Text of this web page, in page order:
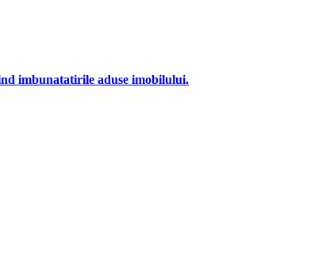
imbunatatirile aduse imobilului.